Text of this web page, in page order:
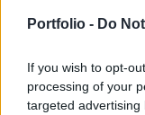
Portfolio - Do
If you wish to opt-
processing of your
targeted
„látszólagos
a floridai West
golfpályáján